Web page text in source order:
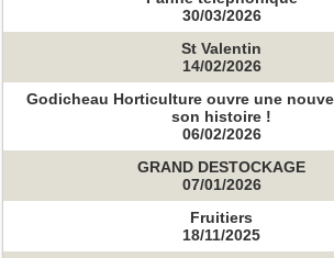
30/03/2026
St Valentin
14/02/2026
Godicheau Horticulture ouvre une
son histoire !
06/02/2026
GRAND DESTOCKAGE
07/01/2026
Fruitiers
18/11/2025